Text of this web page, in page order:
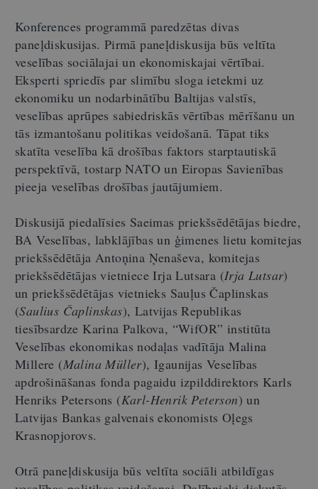
Konferences programmā paredzētas divas
paneļdiskusijas. Pirmā paneļdiskusija būs veltīta
veselības sociālajai un ekonomiskajai vērtībai.
Eksperti spriedīs par slimību sloga ietekmi uz
ekonomiku un nodarbinātību Baltijas valstīs,
veselības aprūpes sabiedriskās vērtības mērīšanu un
tās izmantošanu politikas veidošanā. Tāpat tiks
skatīta veselība kā drošības faktors starptautiskā
perspektīvā, tostarp NATO un Eiropas Savienības
pieeja veselības drošības jautājumiem.
Diskusijā piedalīsies Saeimas priekšsēdētājas biedre,
BA Veselības, labklājības un ģimenes lietu komitejas
priekšsēdētāja Antoņina Ņenaševa, komitejas
priekšsēdētājas vietniece Irja Lutsara (Irja Lutsar)
un priekšsēdētājas vietnieks Sauļus Čaplinskas
(Saulius Čaplinskas), Latvijas Republikas
tiesībsardze Karina Palkova, “WifOR” institūta
Veselības ekonomikas nodaļas vadītāja Malina
Millere (Malina Müller), Igaunijas Veselības
apdrošināšanas fonda pagaidu izpilddirektors Karls
Henriks Petersons (Karl-Henrik Peterson) un
Latvijas Bankas galvenais ekonomists Oļegs
Krasnopjorovs.
Otrā paneļdiskusija būs veltīta sociāli atbildīgas